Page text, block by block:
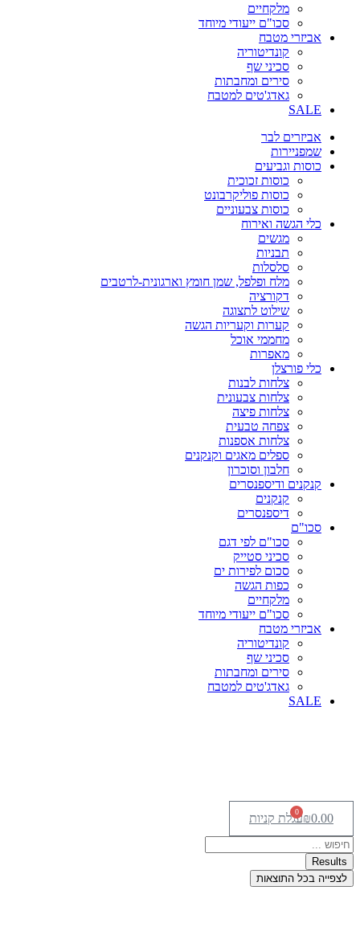
מלקחיים
סכו"ם ייעודי מיוחד
אביזרי מטבח
קונדיטוריה
סכיני שף
סירים ומחבתות
גאדג'טים למטבח
SALE
אביזרים לבר
שמפניירות
כוסות וגביעים
כוסות זכוכית
כוסות פוליקרבונט
כוסות צבעוניים
כלי הגשה ואירוח
מגשים
תבניות
סלסלות
מלח ופלפל, שמן חומץ וארגונית-לרטבים
דקורציה
שילוט לתצוגה
קערות וקעריות הגשה
מחממי אוכל
מאפרות
כלי פורצלן
צלחות לבנות
צלחות צבעונית
צלחות פיצה
צפחה טבעית
צלחות אספנות
ספלים מאגים וקנקנים
חלבון וסוכרון
קנקנים ודיספנסרים
קנקנים
דיספנסרים
סכו"ם
סכו"ם לפי דגם
סכיני סטייק
סכום לפירות ים
כפות הגשה
מלקחיים
סכו"ם ייעודי מיוחד
אביזרי מטבח
קונדיטוריה
סכיני שף
סירים ומחבתות
גאדג'טים למטבח
SALE
₪0.00
0
עגלת קניות
Search
...
Results
לצפייה בכל התוצאות